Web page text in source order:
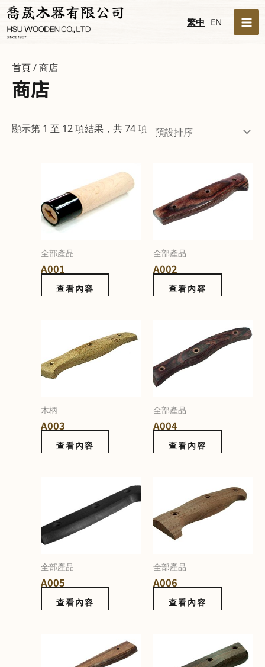
跳
至
主
繁中 EN
首頁/ 商店
商店
顯示第 1 至 12 項結果，共 74 項
全部產品
A001
查看內容
全部產品
A002
查看內容
木柄
A003
查看內容
全部產品
A004
查看內容
全部產品
A005
查看內容
全部產品
A006
查看內容